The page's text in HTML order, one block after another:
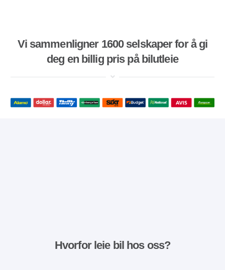
Vi sammenligner 1600 selskaper for å gi
deg en billig pris på bilutleie
Hvorfor leie bil hos oss?